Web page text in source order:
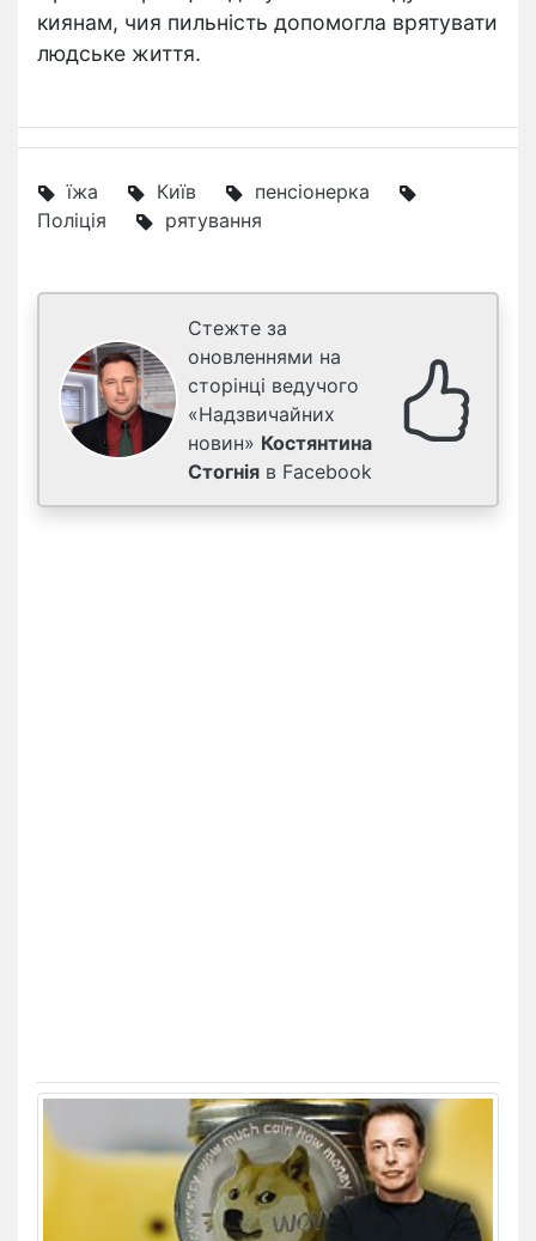
киянам, чия пильність допомогла врятувати
людське життя.
їжа Київ
пенсіонерка
Поліція
рятування
Стежте за
оновленнями на
сторінці ведучого
«Надзвичайних
новин» Костянтина
Стогнія в Facebook